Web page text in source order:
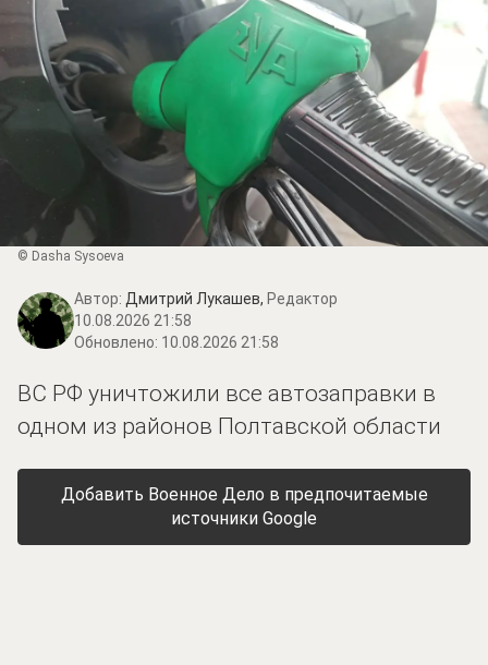
© Dasha Sysoeva
Автор: Дмитрий Лукашев, Редактор
10.08.2026 21:58
Обновлено: 10.08.2026 21:58
ВС РФ уничтожили все автозаправки в
одном из районов Полтавской области
Добавить Военное Дело в предпочитаемые
источники Google